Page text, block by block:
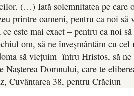
(…) Iată solemnitatea pe care
printre oameni, pentru ca noi să
ce este mai exact – pentru ca noi
om, să ne înveșmântăm cu
să viețuim întru Hristos, să ne
Domnului, care te
Cuvântarea 38, pentru Crăciun